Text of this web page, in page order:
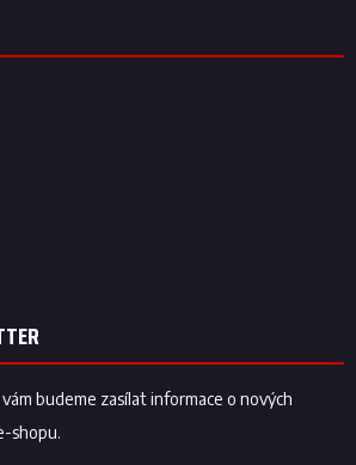
budeme zasílat informace o nových
shopu.